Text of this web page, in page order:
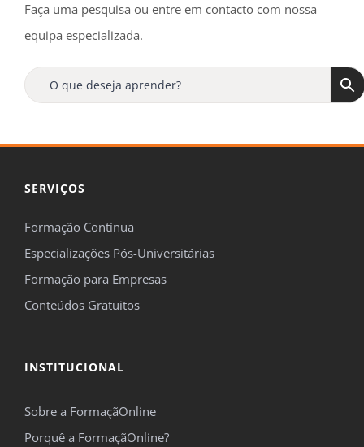
Faça uma pesquisa ou entre em contacto com nossa
equipa especializada.
SERVIÇOS
Formação Contínua
Especializações Pós-Universitárias
Formação para Empresas
Conteúdos Gratuitos
INSTITUCIONAL
Sobre a FormaçãOnline
Porquê a FormaçãOnline?